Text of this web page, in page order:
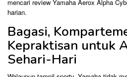
mencari review Yamaha Aerox Alpha
harian.
Bagasi,
Kepraktisan untuk
Sehari-Hari